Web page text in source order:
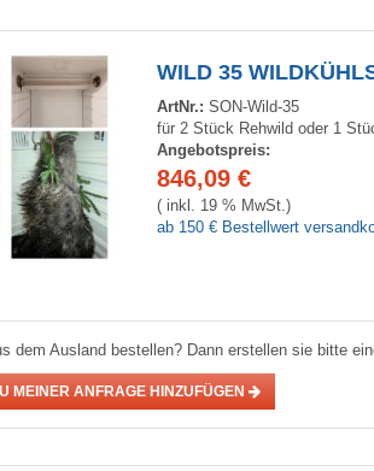
WILD 35
ArtNr.: SON-Wild-35
für 2 Stück Rehwild oder 1
Angebotspreis:
846,09 €
( inkl. 19 % MwSt.)
ab 150 € Bestellwert
dem Ausland bestellen? Dann erstellen sie bitte
MEINER ANFRAGE HINZUFÜGEN